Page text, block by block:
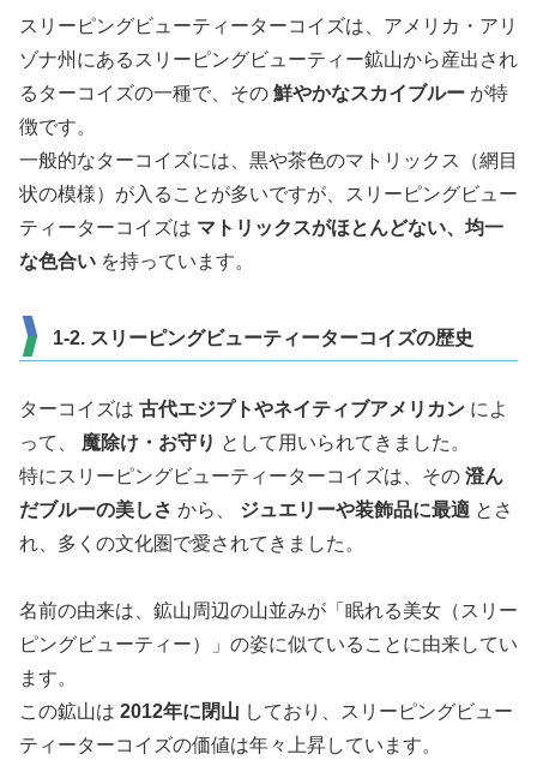
スリーピングビューティーターコイズは、アメリカ・アリ
ゾナ州にあるスリーピングビューティー鉱山から産出され
るターコイズの一種で、その 鮮やかなスカイブルー が特
徴です。
一般的なターコイズには、黒や茶色のマトリックス（網目
状の模様）が入ることが多いですが、スリーピングビュー
ティーターコイズは マトリックスがほとんどない、均一
な色合い を持っています。
1-2. スリーピングビューティーターコイズの歴史
ターコイズは 古代エジプトやネイティブアメリカン によ
って、 魔除け・お守り として用いられてきました。
特にスリーピングビューティーターコイズは、その 澄ん
だブルーの美しさ から、 ジュエリーや装飾品に最適 とさ
れ、多くの文化圏で愛されてきました。
名前の由来は、鉱山周辺の山並みが「眠れる美女（スリー
ピングビューティー）」の姿に似ていることに由来してい
ます。
この鉱山は 2012年に閉山 しており、スリーピングビュー
ティーターコイズの価値は年々上昇しています。